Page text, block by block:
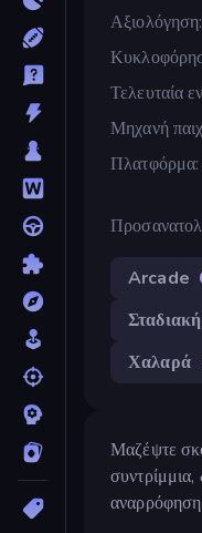
Αξιολόγηση
Τελευταία
Μηχανή
Πλατφόρμα
Arcade
Χαλαρά
Μαζέψτε
συντρίμμια,